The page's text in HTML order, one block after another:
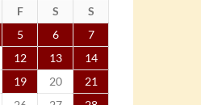
F S
S
5 6
7
12 13
14
19 20
21